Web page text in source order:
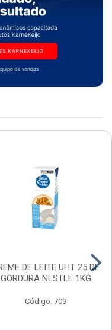
DE LEITE UHT 25 DE
GORDURA NESTLE 1KG
Código: 709